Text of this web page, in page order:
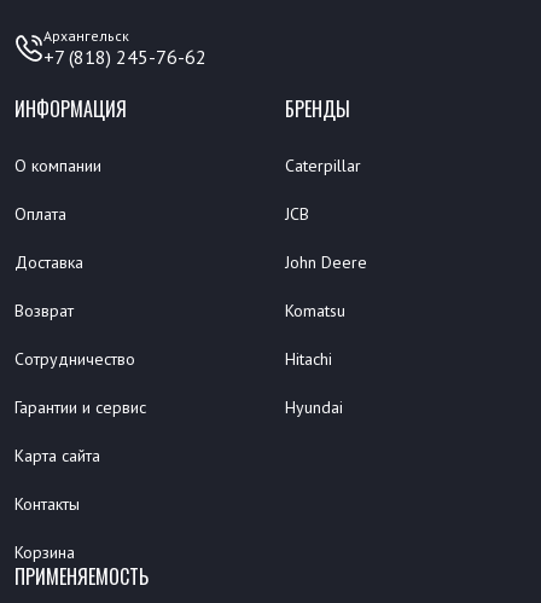
Архангельск
+7 (818) 245-76-62
ИНФОРМАЦИЯ
О компании
Оплата
Доставка
Возврат
Сотрудничество
Гарантии и сервис
Карта сайта
Контакты
Корзина
БРЕНДЫ
Caterpillar
JCB
John Deere
Komatsu
Hitachi
Hyundai
ПРИМЕНЯЕМОСТЬ